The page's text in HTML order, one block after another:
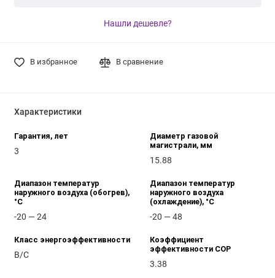
Нашли дешевле?
В избранное В сравнение
Характеристики
Гарантия, лет
3
Диаметр газовой
магистрали, мм
15.88
Диапазон температур
наружного воздуха (обогрев),
°C
-20 — 24
Диапазон температур
наружного воздуха
(охлаждение), °C
-20 — 48
Класс энергоэффективности
B/C
Коэффициент
эффективности COP
3.38